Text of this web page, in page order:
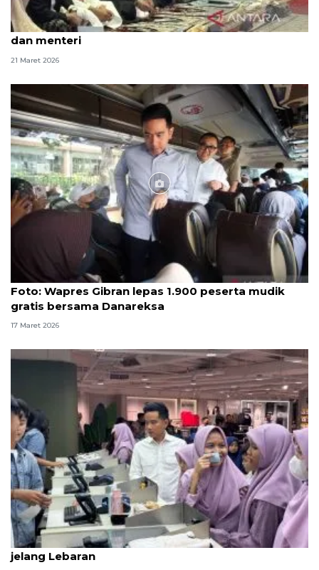
Wapres shalat di Masjid Istiqlal bersama Jan Ethes
dan menteri
21 Maret 2026
Foto
Foto: Wapres Gibran lepas 1.900 peserta mudik
gratis bersama Danareksa
17 Maret 2026
Gibran ajak anak panti berbelanja di Blok M Plaza
jelang Lebaran